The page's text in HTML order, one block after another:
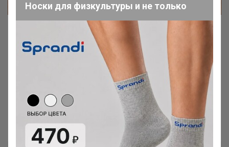
Скидки на теплые толстовки из
футера с начесом и свитшоты от
Быстрая доставка
Ирика
Носки для физкультуры и не только